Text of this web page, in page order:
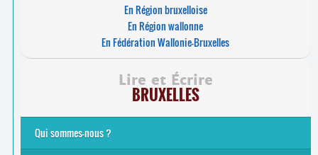
En Région bruxelloise
En Région wallonne
En Fédération Wallonie-Bruxelles
Lire et Écrire
BRUXELLES
Qui sommes-nous ?